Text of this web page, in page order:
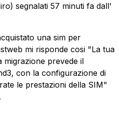
segnalati 57 minuti fa dall'
una sim per
mi risponde cosi "La tua
prevede il
con la configurazione di
le prestazioni della SIM"